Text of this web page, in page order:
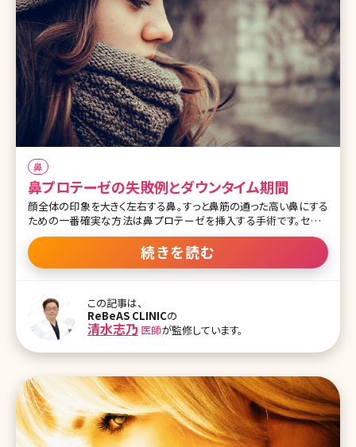
鼻
鼻プロテーゼの失敗例とダウンタイム期間
顔全体の印象を大きく左右する鼻。すっと鼻筋の通った高い鼻にする
ための一番確実な方法は鼻プロテーゼを挿入する手術です。セレブ
やモデルの間でも実は鼻プロテーゼを入れている人が多いよう。しか
し、同時に鼻プロテーゼは美容整形手術の中でもトラブルが多く、将
来的なメンテナンスが必要と言われる難易度の高い手術でもありま
ンポイント】顔全体の印象を大きく変えることが出来る鼻の施術、そ
の中で代表的なものがプロテーゼです。以前からある確立された施
術ですが、後悔しないためにメリット、デメリットをしっかり理解して施
術を受けることが重要です。 目次 1.鼻プロテーゼ手術の前に知って
続きを読む
この記事は、
ReBeAS CLINICの
清水志乃 医師が監修しています。